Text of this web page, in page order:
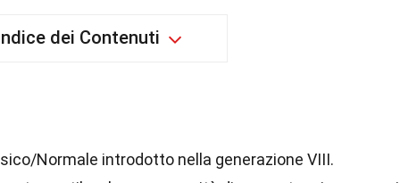
dei Contenuti
Normale introdotto nella generazione VIII.